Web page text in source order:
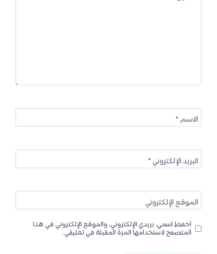
الاسم*
البريد الإلكتروني*
الموقع الإلكتروني
احفظ اسمي، بريدي الإلكتروني، والموقع الإلكتروني في هذا
المتصفح لاستخدامها المرة المقبلة في تعليقي.